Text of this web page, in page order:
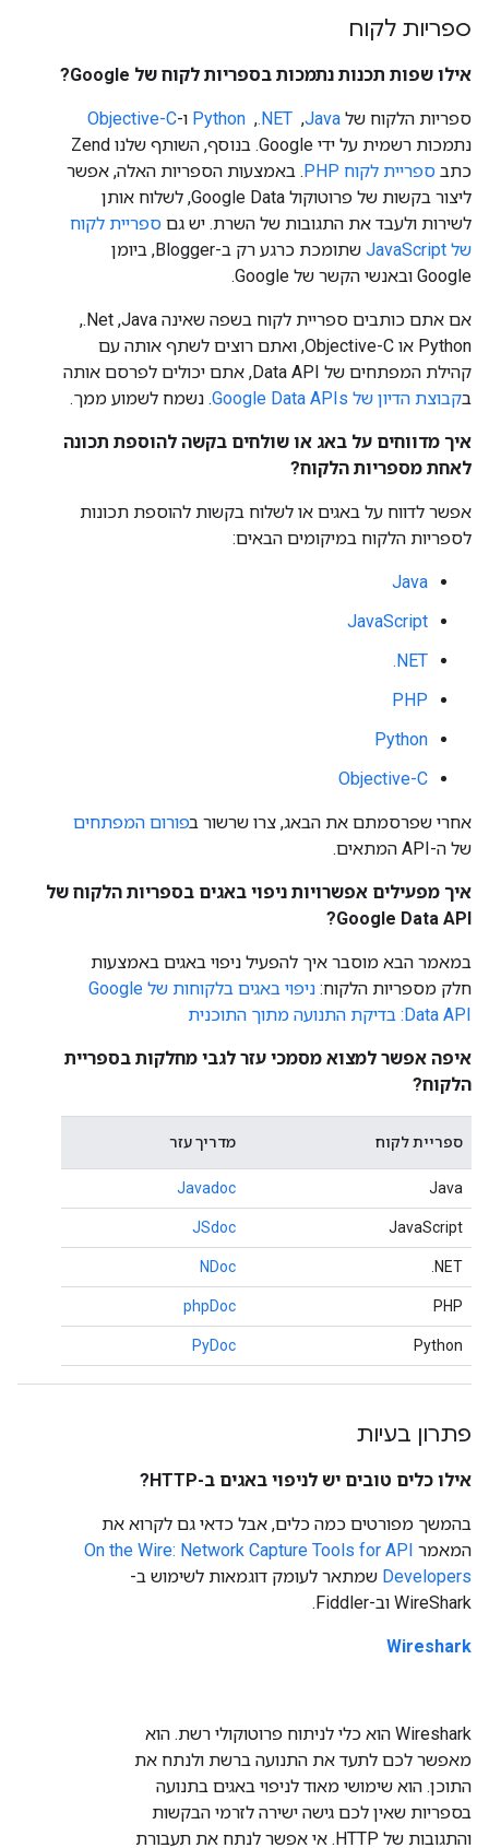
ספריות לקוח
אילו שפות תכנות נתמכות בספריות לקוח של Google?
ספריות הלקוח של Java
, ‏
‎.NET
, ‏
Python ו-Objective-C
נתמכות רשמית על ידי Google. בנוסף, השותף שלנו Zend
כתב ספריית לקוח PHP
. באמצעות הספריות האלה, אפשר
ליצור בקשות של פרוטוקול Google Data, לשלוח אותן
לשירות ולעבד את התגובות של השרת. יש גם ספריית לקוח
של JavaScript
שתומכת כרגע רק ב-Blogger, ביומן
Google ובאנשי הקשר של Google.
אם אתם כותבים ספריית לקוח בשפה שאינה Java,‏ ‎.Net, ‏
Python או Objective-C, ואתם רוצים לשתף אותה עם
קהילת המפתחים של Data API, אתם יכולים לפרסם אותה
בקבוצת הדיון של Google Data APIs . נשמח לשמוע ממך.
איך מדווחים על באג או שולחים בקשה להוספת תכונה
לאחת מספריות הלקוח?
אפשר לדווח על באגים או לשלוח בקשות להוספת תכונות
לספריות הלקוח במיקומים הבאים:
Java
JavaScript
‎.NET
PHP
Python
Objective-C
אחרי שפרסמתם את הבאג, צרו שרשור בפורום המפתחים
של ה-API המתאים.
איך מפעילים אפשרויות ניפוי באגים בספריות הלקוח של
Google Data API?
במאמר הבא מוסבר איך להפעיל ניפוי באגים באמצעות
חלק מספריות הלקוח:
ניפוי באגים בלקוחות של Google
Data API: בדיקת התנועה מתוך התוכנית
איפה אפשר למצוא מסמכי עזר לגבי מחלקות בספריית
הלקוח?
ספריית לקוח מדריך עזר
Java
Javadoc
JavaScript
JSdoc
‎.NET
NDoc
PHP
phpDoc
Python
PyDoc
פתרון בעיות
אילו כלים טובים יש לניפוי באגים ב-HTTP?
בהמשך מפורטים כמה כלים, אבל כדאי גם לקרוא את
המאמר On the Wire: Network Capture Tools for API
Developers שמתאר לעומק דוגמאות לשימוש ב-
WireShark וב-Fiddler.
Wireshark
Wireshark הוא כלי לניתוח פרוטוקולי רשת. הוא
מאפשר לכם לתעד את התנועה ברשת ולנתח את
התוכן. הוא שימושי מאוד לניפוי באגים בתנועה
בספריות שאין לכם גישה ישירה לזרמי הבקשות
והתגובות של HTTP. אי אפשר לנתח את תעבורת